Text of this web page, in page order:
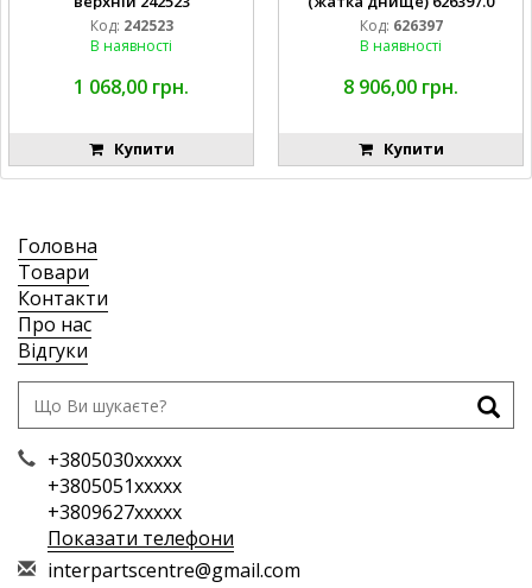
Код: 242523
В наявності
1 068,00 грн.
Купити
Код: 626397
В наявності
8 906,00 грн.
Купити
Головна
Товари
Контакти
Про нас
Відгуки
+3805030xxxxx
+3805051xxxxx
+3809627xxxxx
Показати телефони
interpartscentre@gmail.com